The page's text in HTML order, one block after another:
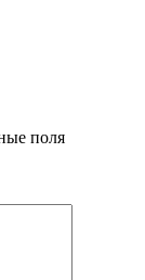
поля